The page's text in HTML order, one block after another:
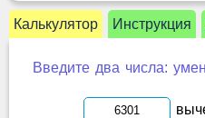
Калькулятор Инструкция
Введите два числа: